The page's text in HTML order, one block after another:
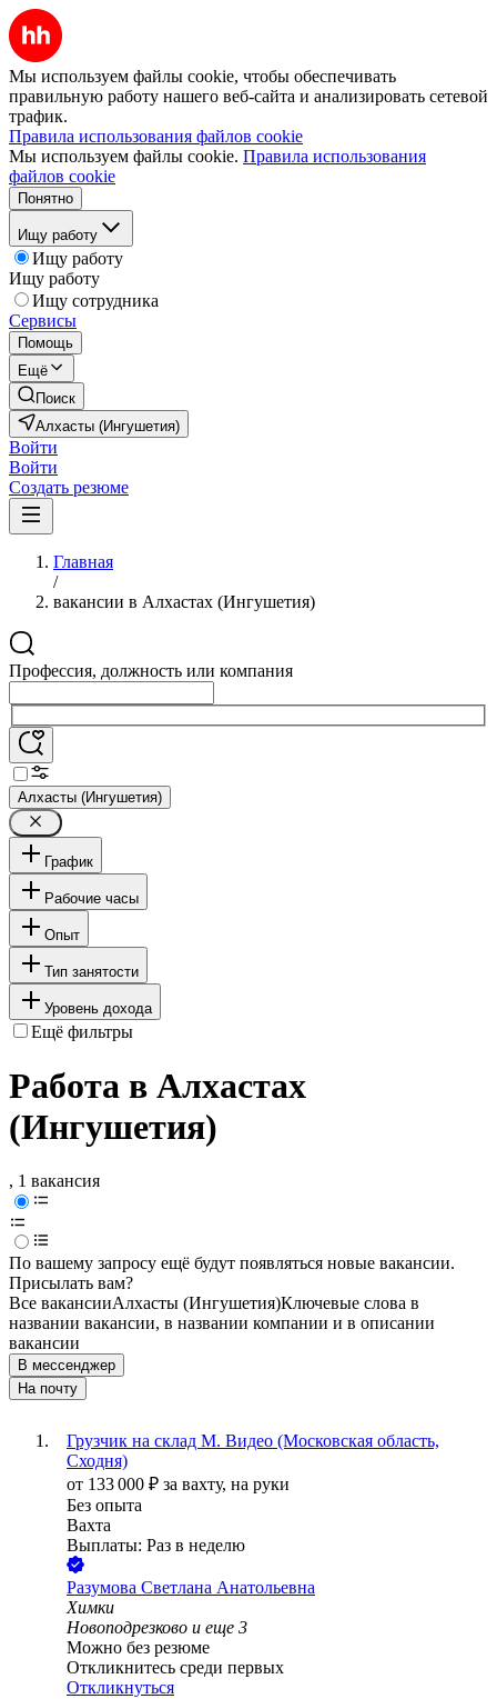
Мы используем файлы cookie, чтобы обеспечивать
правильную работу нашего веб-сайта и анализировать сетевой
трафик.
Правила использования файлов cookie
Мы используем файлы cookie. Правила использования
файлов cookie
Понятно
Ищу работу
Ищу работу
Ищу работу
Ищу сотрудника
Сервисы
Помощь
Ещё
Поиск
Алхасты (Ингушетия)
Войти
Войти
Создать резюме
Главная
/
вакансии в Алхастах (Ингушетия)
Профессия, должность или компания
Алхасты (Ингушетия)
График
Рабочие часы
Опыт
Тип занятости
Уровень дохода
Ещё фильтры
Работа в Алхастах
(Ингушетия)
, 1 вакансия
По вашему запросу ещё будут появляться новые вакансии.
Присылать вам?
Все вакансииАлхасты (Ингушетия)Ключевые слова в
названии вакансии, в названии компании и в описании
вакансии
В мессенджер
На почту
Грузчик на склад М. Видео (Московская область,
Сходня)
от 133 000 ₽ за вахту, на руки
Без опыта
Вахта
Выплаты: Раз в неделю
Разумова Светлана Анатольевна
Химки
Новоподрезково и еще 3
Можно без резюме
Откликнитесь среди первых
Откликнуться